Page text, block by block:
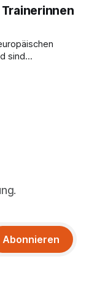
sind
Abonnieren